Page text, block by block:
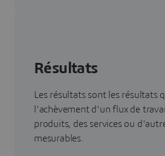
Résultats
Les résultats sont les résultats
l'achèvement d'un flux de
produits, des services ou
mesurables.